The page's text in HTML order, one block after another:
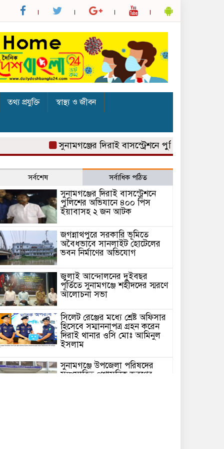
তথ্য প্রযুক্তি
স্বাস্থ্য ও জীবন
সুনামগঞ্জের দিরাই বাসস্ট্রেশনে পুলিশের অভিযানে
সর্বশেষ সর্বাধিক পঠিত
সুনামগঞ্জের দিরাই বাসস্ট্রেশনে
পুলিশের অভিযানে ৪০০ পিস
ইয়াবাসহ ২ জন আটক
জগন্নাথপুরে সরকারি ভূমিতে
অবৈধভাবে সানলাইট হোটেলের
ভবন নির্মাণের অভিযোগ
জুলাই আন্দোলনের দুইবছর
পূর্তিতে সুনামগঞ্জে শহীদদের স্মরণে
আলোচনা সভা
সিলেট রেঞ্জের মধ্যে শ্রেষ্ট অফিসার
হিসেবে সম্মাননাপত্র গ্রহন করেন
দিরাই থানার ওসি মোঃ আমিনুল
ইসলাম
সুনামগঞ্জে উপজেলা পরিষদের
সম্প্রসারিত প্রশাসনিক ভবণের